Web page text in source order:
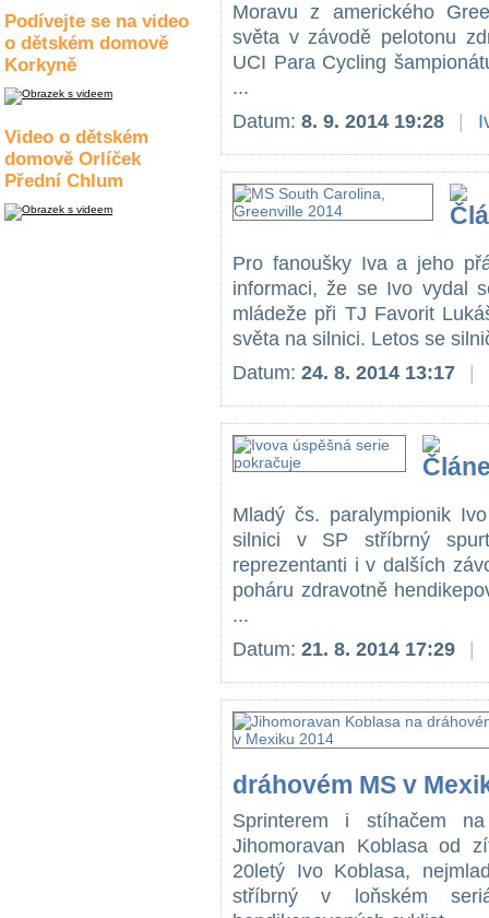
Podívejte se na video
o dětském domově
Korkyně
Video o dětském
domově Orlíček
Přední Chlum
Moravu z amerického
světa v závodě pelotonu
UCI Para Cycling
...
Datum: 8. 9. 2014 19:28
Pro fanoušky Iva a jeho
informaci, že se Ivo vydal
mládeže při TJ Favorit
světa na silnici. Letos se
Datum: 24. 8. 2014 13:17
Mladý čs. paralympionik
silnici v SP stříbrný
reprezentanti i v dalších
poháru zdravotně
...
Datum: 21. 8. 2014 17:29
dráhovém MS v
Sprinterem i stíhačem
Jihomoravan Koblasa od
20letý Ivo Koblasa,
stříbrný v loňském